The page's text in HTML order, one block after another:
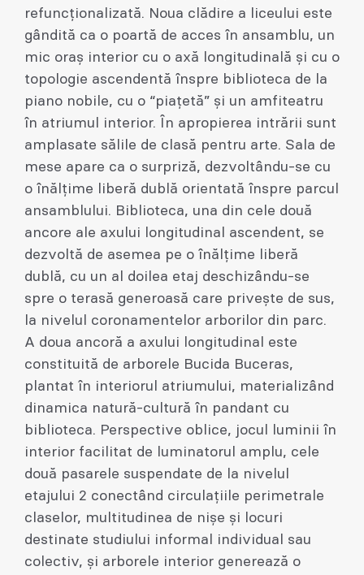
refuncţionalizată. Noua clădire a liceului este
gândită ca o poartă de acces în ansamblu, un
mic oraş interior cu o axă longitudinală şi cu o
topologie ascendentă înspre biblioteca de la
piano nobile, cu o “piaţetă” şi un amfiteatru
în atriumul interior. În apropierea intrării sunt
amplasate sălile de clasă pentru arte. Sala de
mese apare ca o surpriză, dezvoltându-se cu
o înălţime liberă dublă orientată înspre parcul
ansamblului. Biblioteca, una din cele două
ancore ale axului longitudinal ascendent, se
dezvoltă de asemea pe o înălţime liberă
dublă, cu un al doilea etaj deschizându-se
spre o terasă generoasă care priveşte de sus,
la nivelul coronamentelor arborilor din parc.
A doua ancoră a axului longitudinal este
constituită de arborele Bucida Buceras,
plantat în interiorul atriumului, materializând
dinamica natură-cultură în pandant cu
biblioteca. Perspective oblice, jocul luminii în
interior facilitat de luminatorul amplu, cele
două pasarele suspendate de la nivelul
etajului 2 conectând circulaţiile perimetrale
claselor, multitudinea de nişe şi locuri
destinate studiului informal individual sau
colectiv, şi arborele interior generează o